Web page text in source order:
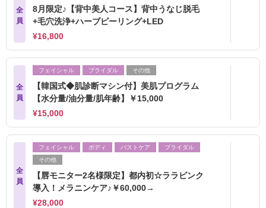
全
員
8月限定♪【背中美人コース】背中うなじ脱毛
+毛穴洗浄+ハーブピーリング+LED
¥16,800
全
員
フェイシャル ブライダル その他
【韓国式◆肌診断マシン付】美肌プログラム
【水分量/油分量/肌年齢】￥15,000
¥15,000
全
員
フェイシャル ボディ バストケア
ブライダル
その他
【唇モニター2名様限定】都内初☆ララピンク
導入！メラニンケア♪￥60,000→
¥28,000